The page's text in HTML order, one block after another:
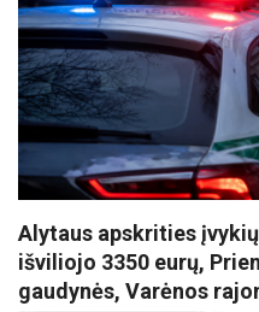
Alytaus apskrities
išviliojo 3350 eurų,
gaudynės, Varėnos